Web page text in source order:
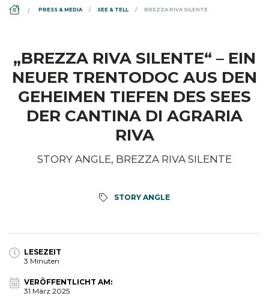
DS_BREADCRUMB.HOME
PRESS & MEDIA SEE & TELL BREZZA RIVA SILENTE
„BREZZA RIVA SILENTE“ – EIN
NEUER TRENTODOC AUS DEN
GEHEIMEN TIEFEN DES SEES
DER CANTINA DI AGRARIA
RIVA
STORY ANGLE, BREZZA RIVA SILENTE
STORY ANGLE
LESEZEIT
3 Minuten
VERÖFFENTLICHT AM:
31 März 2025